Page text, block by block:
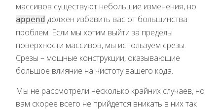
массивов существуют небольшие изменения, но
append должен избавить вас от большинства
проблем. Если мы хотим выйти за пределы
поверхности массивов, мы используем срезы.
Срезы – мощные конструкции, оказывающие
большое влияние на чистоту вашего кода.
Мы не рассмотрели несколько крайних случаев, но
вам скорее всего не прийдется вникать в них так